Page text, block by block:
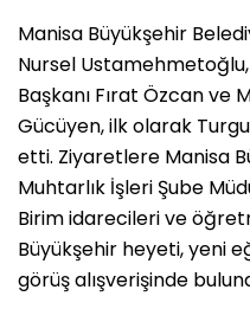
Manisa Büyükşehir
Nursel
Başkanı Fırat Özcan ve
Gücüyen, ilk olarak
etti. Ziyaretlere Manisa
Muhtarlık İşleri Şube
Birim idarecileri ve
Büyükşehir heyeti, yeni
görüş alışverişinde